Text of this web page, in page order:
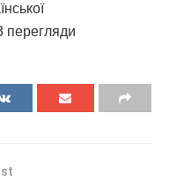
перегляди